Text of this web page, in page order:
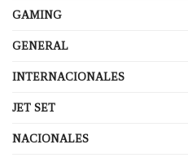
GAMING
GENERAL
INTERNACIONALES
JET SET
NACIONALES